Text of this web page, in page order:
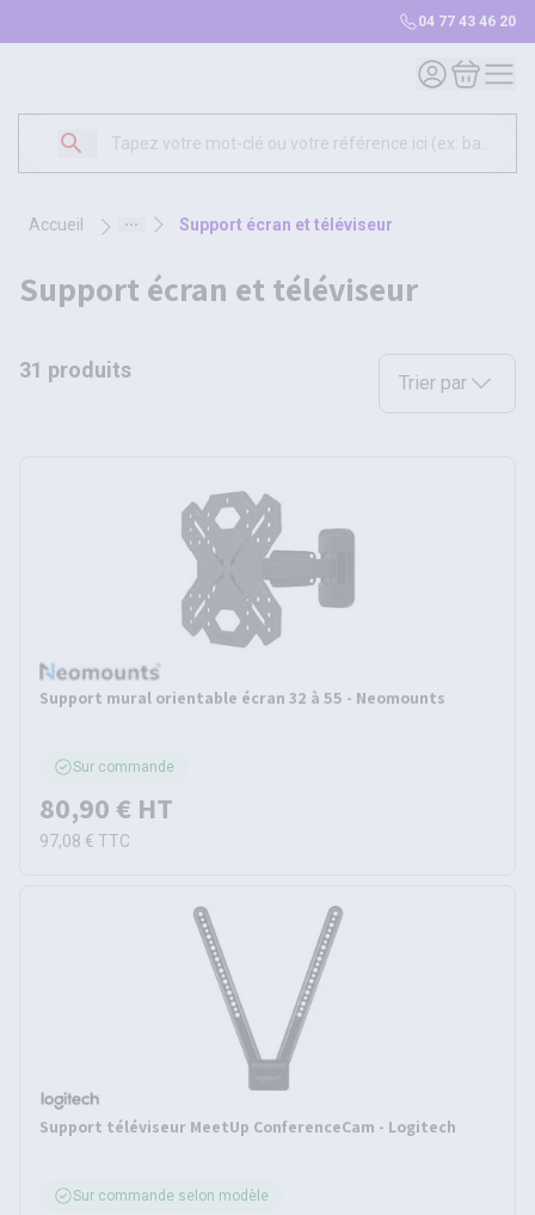
04 77 43 46 20
Mon compte
Mon
accueil support écran et téléviseur
support écran et téléviseur
31 produits
Trier par
Support mural orientable écran 32 à 55 - Neomounts
Sur commande
80,90 € HT
97,08 € TTC
Support téléviseur MeetUp ConferenceCam - Logitech
Sur commande selon modèle